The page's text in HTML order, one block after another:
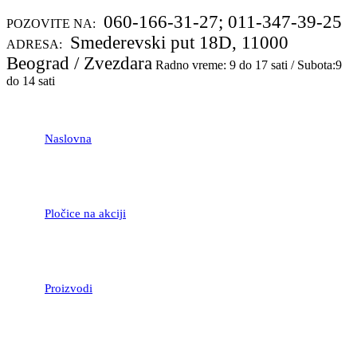
POZOVITE NA: 060-166-31-27; 011-347-39-25
ADRESA:
Smederevski put 18D, 11000
Beograd / Zvezdara Radno vreme: 9 do 17 sati / Subota:9
do 14 sati
Naslovna
Pločice na akciji
Proizvodi